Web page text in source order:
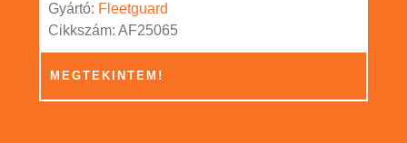
Gyártó: Fleetguard
Cikkszám: AF25065
MEGTEKINTEM!